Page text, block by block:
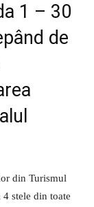
1 – 30
de
din Turismul
stele din toate